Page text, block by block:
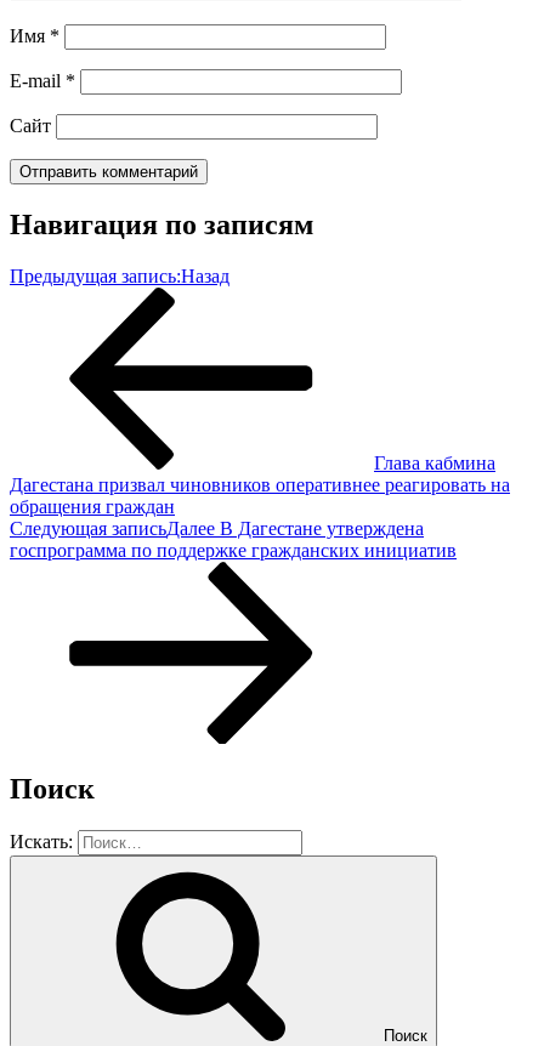
Имя *
E-mail *
Сайт
Навигация по записям
Предыдущая запись:Назад
Глава кабмина
Дагестана призвал чиновников оперативнее реагировать на
обращения граждан
Следующая записьДалее В Дагестане утверждена
госпрограмма по поддержке гражданских инициатив
Поиск
Искать:
Поиск